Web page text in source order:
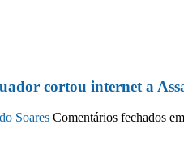
cortou internet a
Soares Comentários fechados